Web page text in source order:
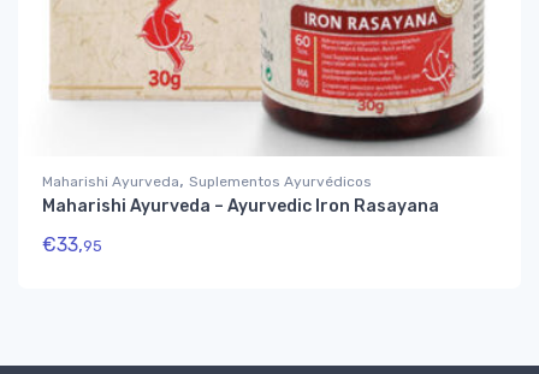
Maharishi Ayurveda, Suplementos Ayurvédicos
Maharishi Ayurveda – Ayurvedic Iron Rasayana
€33,95